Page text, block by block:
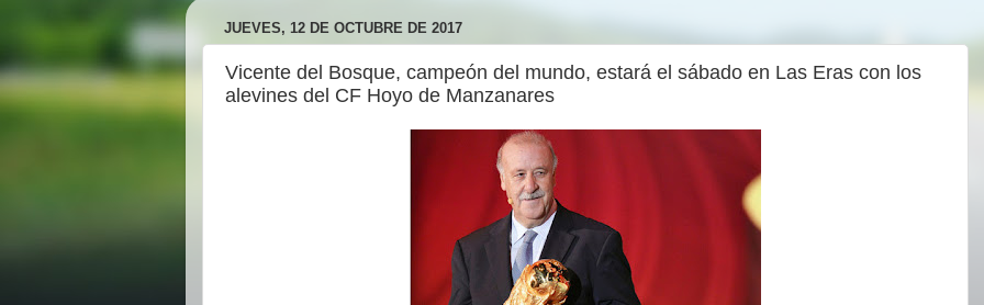
JUEVES, 12 DE OCTUBRE DE 2017
Vicente del Bosque, campeón del mundo, estará el sábado en Las Eras con los
alevines del CF Hoyo de Manzanares